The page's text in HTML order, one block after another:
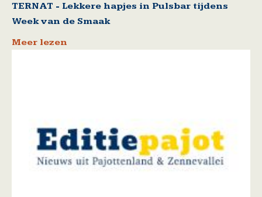
TERNAT - Lekkere hapjes in Pulsbar tijdens
Week van de Smaak
Meer lezen